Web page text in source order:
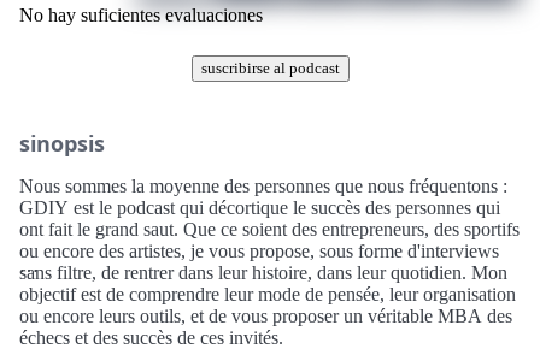
No hay suficientes evaluaciones
suscribirse al podcast
sinopsis
Nous sommes la moyenne des personnes que nous fréquentons :
GDIY est le podcast qui décortique le succès des personnes qui
ont fait le grand saut. Que ce soient des entrepreneurs, des sportifs
ou encore des artistes, je vous propose, sous forme d'interviews
sans filtre, de rentrer dans leur histoire, dans leur quotidien. Mon
objectif est de comprendre leur mode de pensée, leur organisation
ou encore leurs outils, et de vous proposer un véritable MBA des
échecs et des succès de ces invités.